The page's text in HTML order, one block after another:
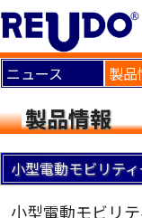
ニュース 製品
製品情報
小型電動モビリテ
小型電動モビリ